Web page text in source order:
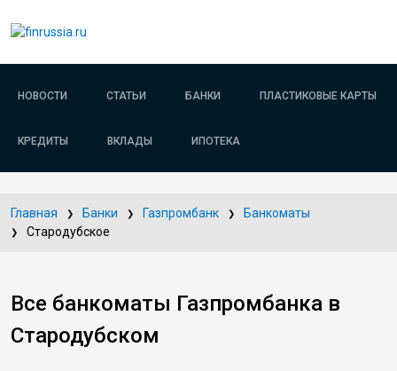
НОВОСТИ СТАТЬИ БАНКИ ПЛАСТИКОВЫЕ КАРТЫ
КРЕДИТЫ ВКЛАДЫ ИПОТЕКА
Главная Банки Газпромбанк
Банкоматы
Стародубское
Все банкоматы Газпромбанка в
Стародубском